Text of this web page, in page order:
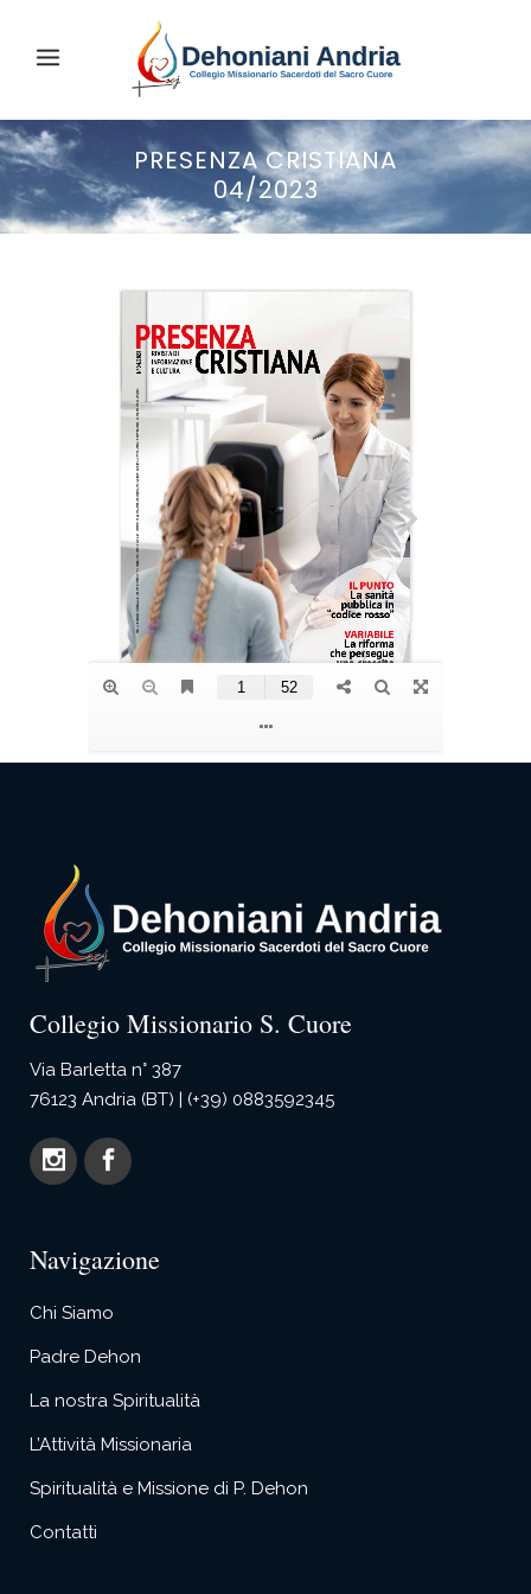
PRESENZA CRISTIANA
04/2023
Collegio Missionario S. Cuore
Via Barletta n° 387
76123 Andria (BT) | (+39) 0883592345
Navigazione
Chi Siamo
Padre Dehon
La nostra Spiritualità
L’Attività Missionaria
Spiritualità e Missione di P. Dehon
Contatti